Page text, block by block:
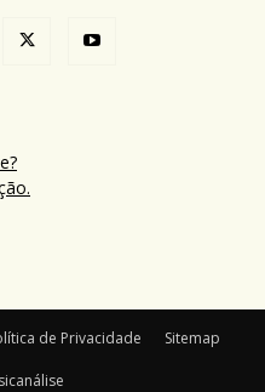
de Privacidade Sitemap